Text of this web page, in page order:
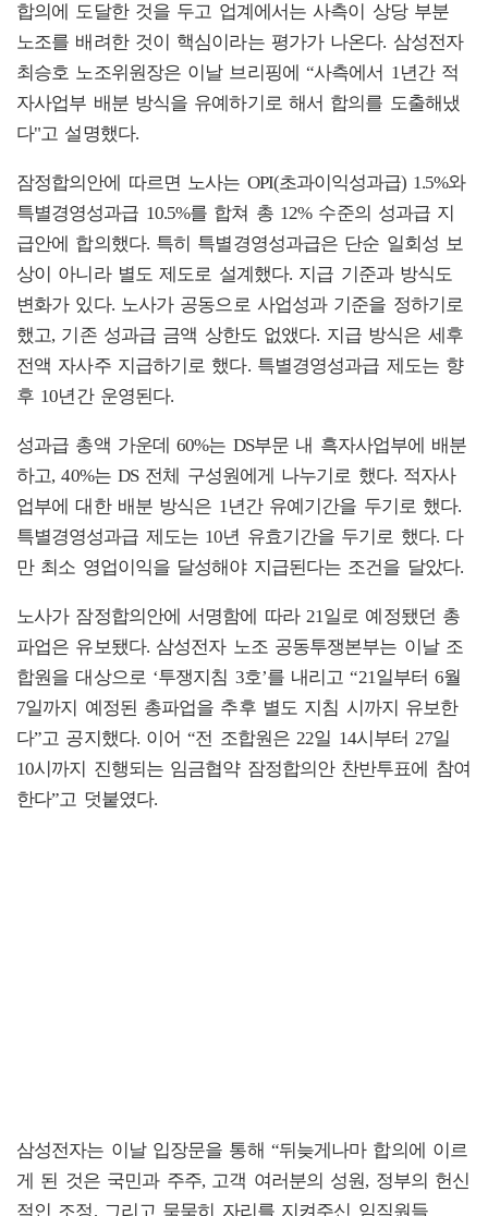
합의에 도달한 것을 두고 업계에서는 사측이 상당 부분
노조를 배려한 것이 핵심이라는 평가가 나온다. 삼성전자
최승호 노조위원장은 이날 브리핑에 “사측에서 1년간 적
자사업부 배분 방식을 유예하기로 해서 합의를 도출해냈
다"고 설명했다.
잠정합의안에 따르면 노사는 OPI(초과이익성과급) 1.5%와
특별경영성과급 10.5%를 합쳐 총 12% 수준의 성과급 지
급안에 합의했다. 특히 특별경영성과급은 단순 일회성 보
상이 아니라 별도 제도로 설계했다. 지급 기준과 방식도
변화가 있다. 노사가 공동으로 사업성과 기준을 정하기로
했고, 기존 성과급 금액 상한도 없앴다. 지급 방식은 세후
전액 자사주 지급하기로 했다. 특별경영성과급 제도는 향
후 10년간 운영된다.
성과급 총액 가운데 60%는 DS부문 내 흑자사업부에 배분
하고, 40%는 DS 전체 구성원에게 나누기로 했다. 적자사
업부에 대한 배분 방식은 1년간 유예기간을 두기로 했다.
특별경영성과급 제도는 10년 유효기간을 두기로 했다. 다
만 최소 영업이익을 달성해야 지급된다는 조건을 달았다.
노사가 잠정합의안에 서명함에 따라 21일로 예정됐던 총
파업은 유보됐다. 삼성전자 노조 공동투쟁본부는 이날 조
합원을 대상으로 ‘투쟁지침 3호’를 내리고 “21일부터 6월
7일까지 예정된 총파업을 추후 별도 지침 시까지 유보한
다”고 공지했다. 이어 “전 조합원은 22일 14시부터 27일
10시까지 진행되는 임금협약 잠정합의안 찬반투표에 참여
한다”고 덧붙였다.
삼성전자는 이날 입장문을 통해 “뒤늦게나마 합의에 이르
게 된 것은 국민과 주주, 고객 여러분의 성원, 정부의 헌신